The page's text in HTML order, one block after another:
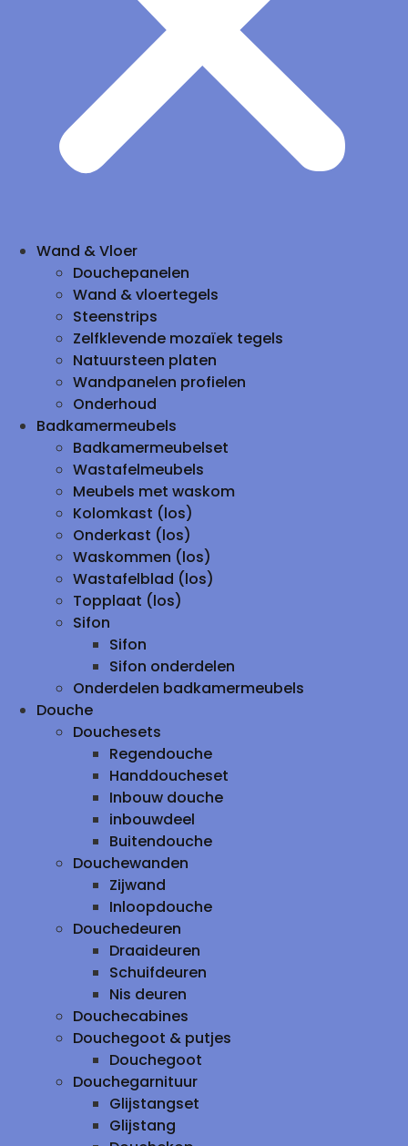
Wand & Vloer
Douchepanelen
Wand & vloertegels
Steenstrips
Zelfklevende mozaïek tegels
Natuursteen platen
Wandpanelen profielen
Onderhoud
Badkamermeubels
Badkamermeubelset
Wastafelmeubels
Meubels met waskom
Kolomkast (los)
Onderkast (los)
Waskommen (los)
Wastafelblad (los)
Topplaat (los)
Sifon
Sifon
Sifon onderdelen
Onderdelen badkamermeubels
Douche
Douchesets
Regendouche
Handdoucheset
Inbouw douche
inbouwdeel
Buitendouche
Douchewanden
Zijwand
Inloopdouche
Douchedeuren
Draaideuren
Schuifdeuren
Nis deuren
Douchecabines
Douchegoot & putjes
Douchegoot
Douchegarnituur
Glijstangset
Glijstang